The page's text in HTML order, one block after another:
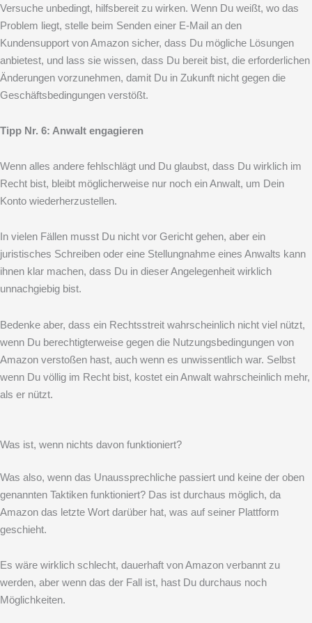
Versuche unbedingt, hilfsbereit zu wirken. Wenn Du weißt, wo das
Problem liegt, stelle beim Senden einer E-Mail an den
Kundensupport von Amazon sicher, dass Du mögliche Lösungen
anbietest, und lass sie wissen, dass Du bereit bist, die erforderlichen
Änderungen vorzunehmen, damit Du in Zukunft nicht gegen die
Geschäftsbedingungen verstößt.
Tipp Nr. 6: Anwalt engagieren
Wenn alles andere fehlschlägt und Du glaubst, dass Du wirklich im
Recht bist, bleibt möglicherweise nur noch ein Anwalt, um Dein
Konto wiederherzustellen.
In vielen Fällen musst Du nicht vor Gericht gehen, aber ein
juristisches Schreiben oder eine Stellungnahme eines Anwalts kann
ihnen klar machen, dass Du in dieser Angelegenheit wirklich
unnachgiebig bist.
Bedenke aber, dass ein Rechtsstreit wahrscheinlich nicht viel nützt,
wenn Du berechtigterweise gegen die Nutzungsbedingungen von
Amazon verstoßen hast, auch wenn es unwissentlich war. Selbst
wenn Du völlig im Recht bist, kostet ein Anwalt wahrscheinlich mehr,
als er nützt.
Was ist, wenn nichts davon funktioniert?
Was also, wenn das Unaussprechliche passiert und keine der oben
genannten Taktiken funktioniert? Das ist durchaus möglich, da
Amazon das letzte Wort darüber hat, was auf seiner Plattform
geschieht.
Es wäre wirklich schlecht, dauerhaft von Amazon verbannt zu
werden, aber wenn das der Fall ist, hast Du durchaus noch
Möglichkeiten.